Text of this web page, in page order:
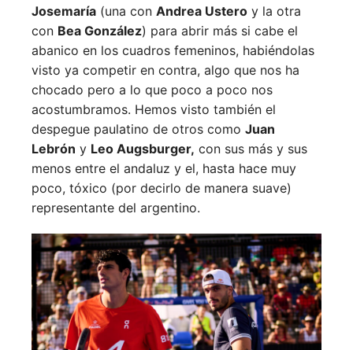
Josemaría (una con Andrea Ustero y la otra
con Bea González) para abrir más si cabe el
abanico en los cuadros femeninos, habiéndolas
visto ya competir en contra, algo que nos ha
chocado pero a lo que poco a poco nos
acostumbramos. Hemos visto también el
despegue paulatino de otros como Juan
Lebrón y Leo Augsburger, con sus más y sus
menos entre el andaluz y el, hasta hace muy
poco, tóxico (por decirlo de manera suave)
representante del argentino.